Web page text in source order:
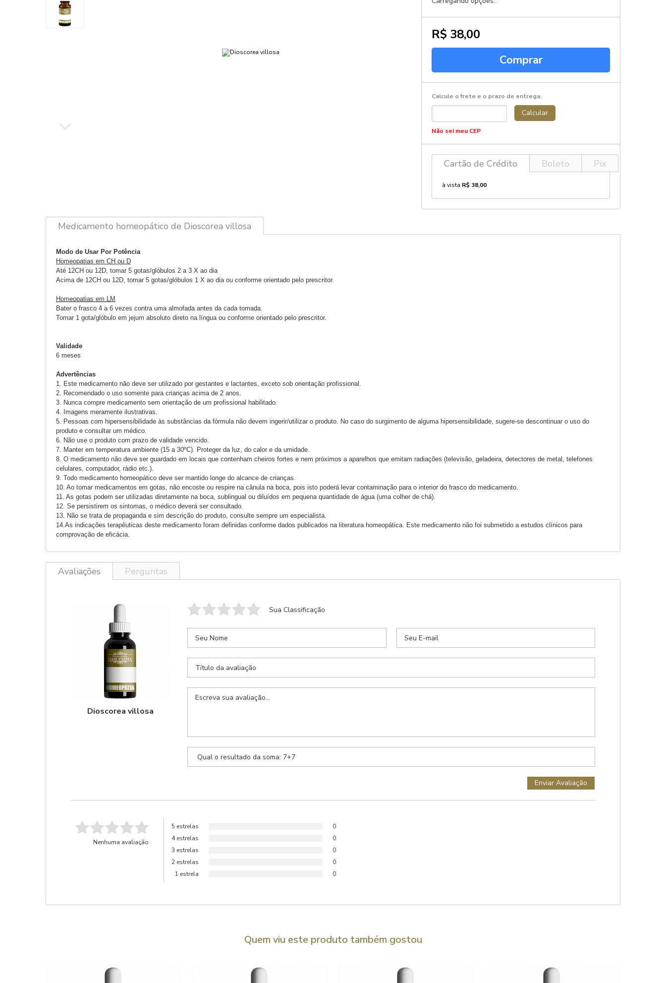
Retornaremos seu contato com previsão de entrega
R$ 38,00
Comprar
Calcule o frete e o prazo de entrega.
Calcular
Não sei meu CEP
Cartão de Crédito Boleto Pix
à vista R$ 38,00
Medicamento homeopático de Dioscorea villosa
Modo de Usar Por Potência
Homeopatias em CH ou D
Até 12CH ou 12D, tomar 5 gotas/glóbulos 2 a 3 X ao dia
Acima de 12CH ou 12D, tomar 5 gotas/glóbulos 1 X ao dia ou conforme orientado pelo prescritor.
Homeopatias em LM
Bater o frasco 4 a 6 vezes contra uma almofada antes da cada tomada.
Tomar 1 gota/glóbulo em jejum absoluto direto na língua ou conforme orientado pelo prescritor.
Validade
6 meses
Advertências
1. Este medicamento não deve ser utilizado por gestantes e lactantes, exceto sob orientação profissional.
2. Recomendado o uso somente para crianças acima de 2 anos.
3. Nunca compre medicamento sem orientação de um profissional habilitado.
4. Imagens meramente ilustrativas.
5. Pessoas com hipersensibilidade às substâncias da fórmula não devem ingerir/utilizar o produto. No caso do surgimento de alguma hipersensibilidade, sugere-se descontinuar o uso do
produto e consultar um médico.
6. Não use o produto com prazo de validade vencido.
7. Manter em temperatura ambiente (15 a 30ºC). Proteger da luz, do calor e da umidade.
8. O medicamento não deve ser guardado em locais que contenham cheiros fortes e nem próximos a aparelhos que emitam radiações (televisão, geladeira, detectores de metal, telefones
celulares, computador, rádio etc.).
9. Todo medicamento homeopático deve ser mantido longe do alcance de crianças.
10. Ao tomar medicamentos em gotas, não encoste ou respire na cânula na boca, pois isto poderá levar contaminação para o interior do frasco do medicamento.
11. As gotas podem ser utilizadas diretamente na boca, sublingual ou diluídos em pequena quantidade de água (uma colher de chá).
12. Se persistirem os sintomas, o médico deverá ser consultado.
13. Não se trata de propaganda e sim descrição do produto, consulte sempre um especialista.
14.As indicações terapêuticas deste medicamento foram definidas conforme dados publicados na literatura homeopática. Este medicamento não foi submetido a estudos clínicos para
comprovação de eficácia.
Avaliações Perguntas
Dioscorea villosa
Sua Classificação
Nenhuma avaliação
5 estrelas
0
4 estrelas
0
3 estrelas
0
2 estrelas
0
1 estrela
0
Quem viu este produto também gostou